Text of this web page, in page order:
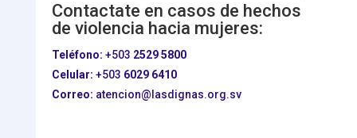
Contactate en casos de hechos
de violencia hacia mujeres:
Teléfono: +503 2529 5800
Celular: +503 6029 6410
Correo: atencion@lasdignas.org.sv